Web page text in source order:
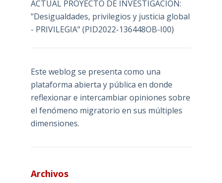
ACTUAL PROYECTO DE INVESTIGACIÓN:
"Desigualdades, privilegios y justicia global
- PRIVILEGIA" (PID2022-136448OB-I00)
Este weblog se presenta como una
plataforma abierta y pública en donde
reflexionar e intercambiar opiniones sobre
el fenómeno migratorio en sus múltiples
dimensiones.
Archivos